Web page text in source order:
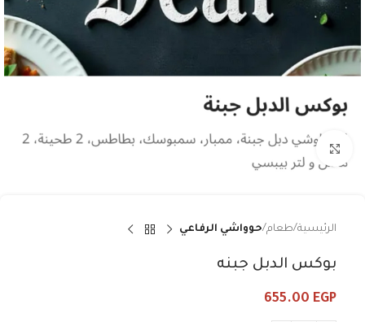
Click to enlarge
الرئيسية طعام حوواشي الرفاعي
بوكس الدبل جبنه
655.00 EGP